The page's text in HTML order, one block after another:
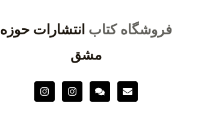
فروشگاه کتابانتشارات حوزه
مشق